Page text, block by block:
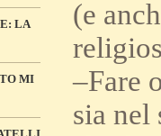
LA
MI
(e
–Fare
sia nel